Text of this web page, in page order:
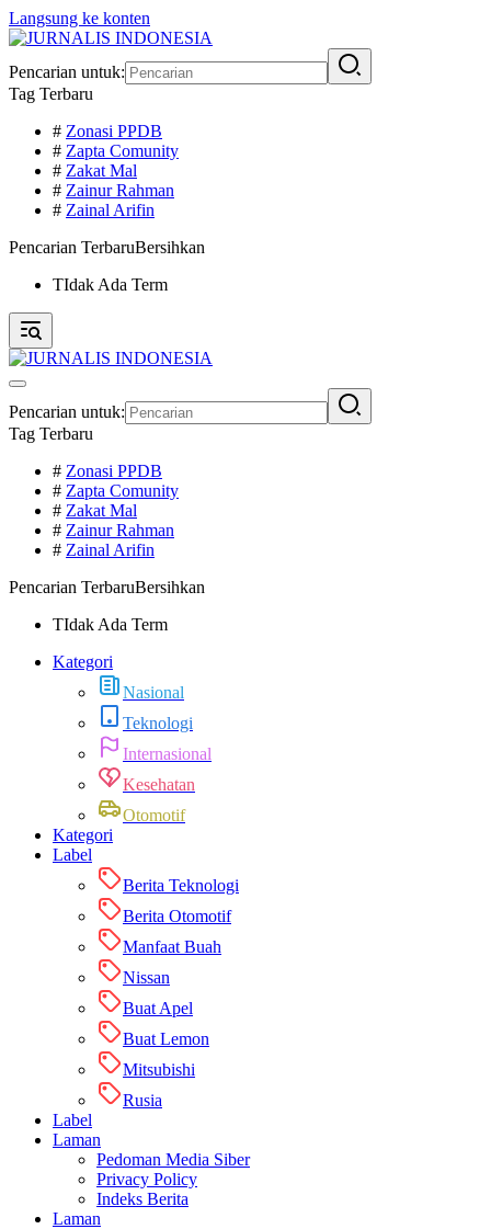
Langsung ke konten
Pencarian untuk:
Tag Terbaru
# Zonasi PPDB
# Zapta Comunity
# Zakat Mal
# Zainur Rahman
# Zainal Arifin
Pencarian TerbaruBersihkan
TIdak Ada Term
Pencarian untuk:
Tag Terbaru
# Zonasi PPDB
# Zapta Comunity
# Zakat Mal
# Zainur Rahman
# Zainal Arifin
Pencarian TerbaruBersihkan
TIdak Ada Term
Kategori
Nasional
Teknologi
Internasional
Kesehatan
Otomotif
Kategori
Label
Berita Teknologi
Berita Otomotif
Manfaat Buah
Nissan
Buat Apel
Buat Lemon
Mitsubishi
Rusia
Label
Laman
Pedoman Media Siber
Privacy Policy
Indeks Berita
Laman